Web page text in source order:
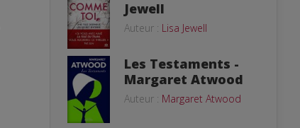
Jewell
Auteur : Lisa Jewell
Les Testaments -
Margaret Atwood
Auteur : Margaret Atwood